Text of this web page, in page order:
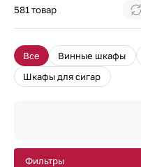
581 товар
Все Винные шкафы
Шкафы для сигар
Фильтры